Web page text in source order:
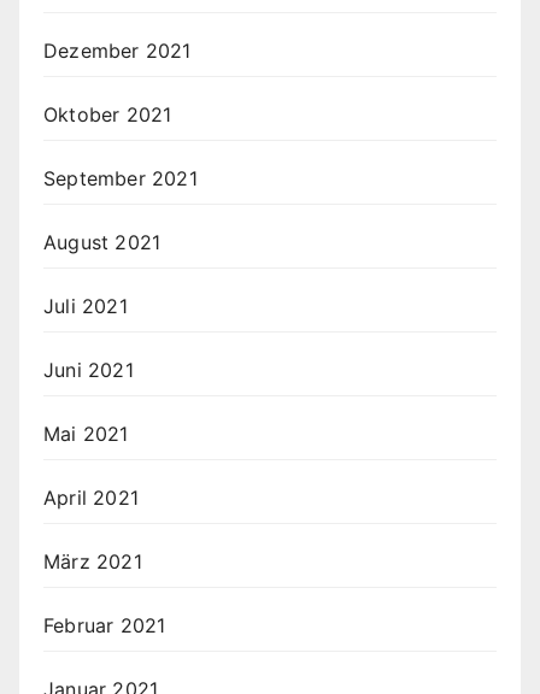
Dezember 2021
Oktober 2021
September 2021
August 2021
Juli 2021
Juni 2021
Mai 2021
April 2021
März 2021
Februar 2021
Januar 2021